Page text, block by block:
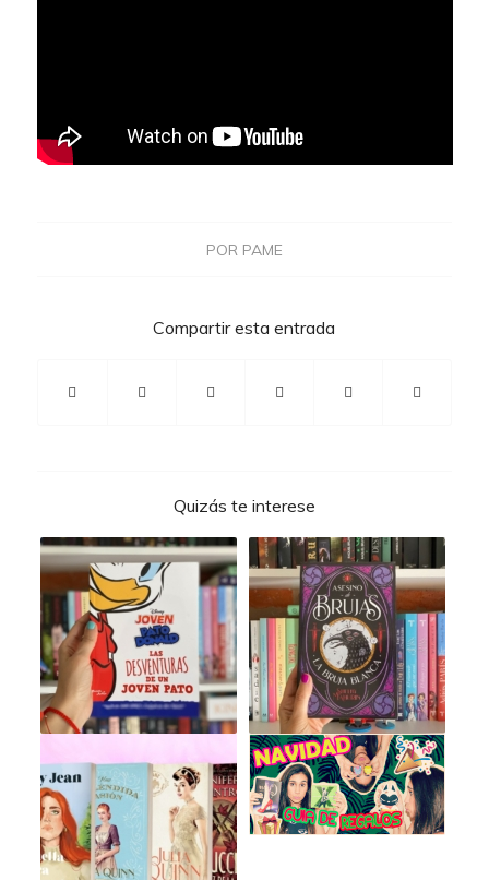
POR PAME
Compartir esta entrada
Quizás te interese